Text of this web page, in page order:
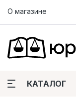
О магазине
КАТАЛОГ